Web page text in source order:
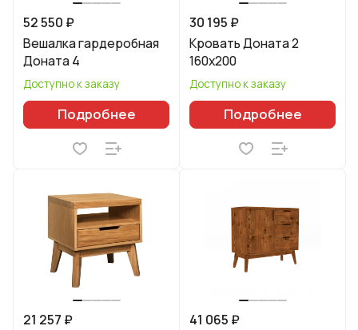
52 550 ₽
Вешалка гардеробная
Доната 4
Доступно к заказу
Подробнее
30 195 ₽
Кровать Доната 2
160х200
Доступно к заказу
Подробнее
21 257 ₽
41 065 ₽